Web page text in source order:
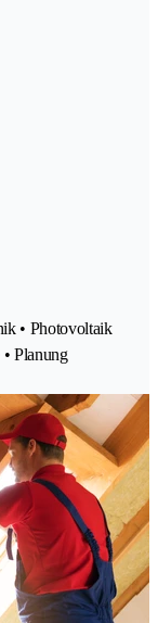
• Photovoltaik
Planung